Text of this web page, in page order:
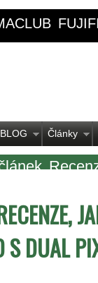
BLOG Články
S DUAL